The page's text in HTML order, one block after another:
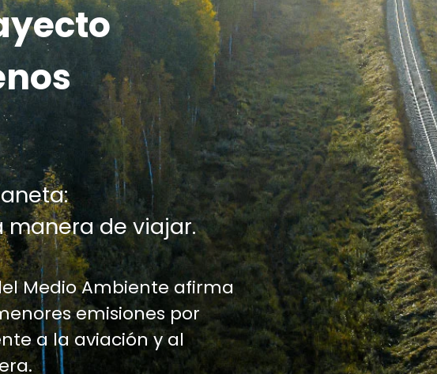
manera de viajar.
Medio Ambiente afirma
emisiones por
a la aviación y al